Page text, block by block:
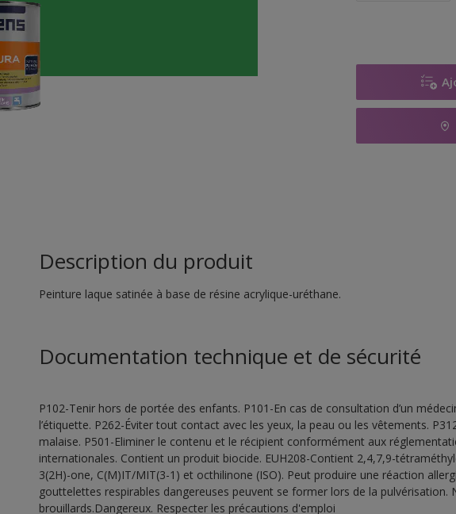
Description du produit
Peinture laque satinée à base de résine acrylique-uréthane.
Documentation technique et de sécurité
P102-Tenir hors de portée des enfants. P101-En cas de consultation d’un
l’étiquette. P262-Éviter tout contact avec les yeux, la peau ou les vêtements.
malaise. P501-Eliminer le contenu et le récipient conformément aux
internationales. Contient un produit biocide. EUH208-Contient 2,4,7,9-
3(2H)-one, C(M)IT/MIT(3-1) et octhilinone (ISO). Peut produire une réaction
gouttelettes respirables dangereuses peuvent se former lors de la pulvérisation.
brouillards.Dangereux. Respecter les précautions d'emploi